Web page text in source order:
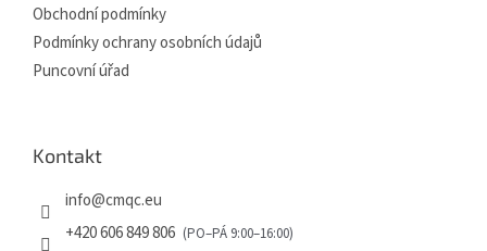
Obchodní podmínky
Podmínky ochrany osobních údajů
Puncovní úřad
Kontakt
info@cmqc.eu
+420 606 849 806